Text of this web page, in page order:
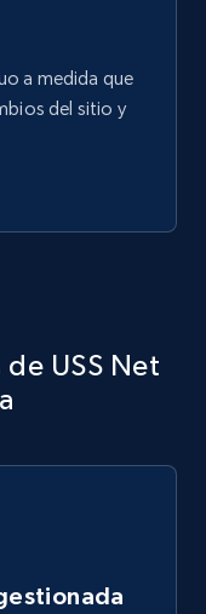
a medida que
del sitio y
USS Net